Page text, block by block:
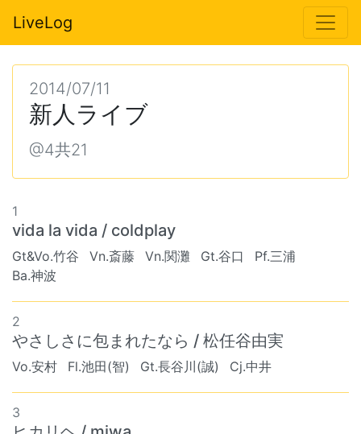
LiveLog
2014/07/11
新人ライブ
@4共21
1
vida la vida / coldplay
Gt&Vo.竹谷 Vn.斎藤 Vn.関灘 Gt.谷口
Pf.三浦
Ba.神波
2
やさしさに包まれたなら / 松任谷由実
Vo.安村 Fl.池田(智) Gt.長谷川(誠) Cj.中井
3